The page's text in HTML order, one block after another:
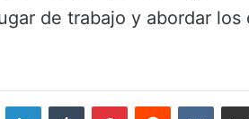
de trabajo y abordar